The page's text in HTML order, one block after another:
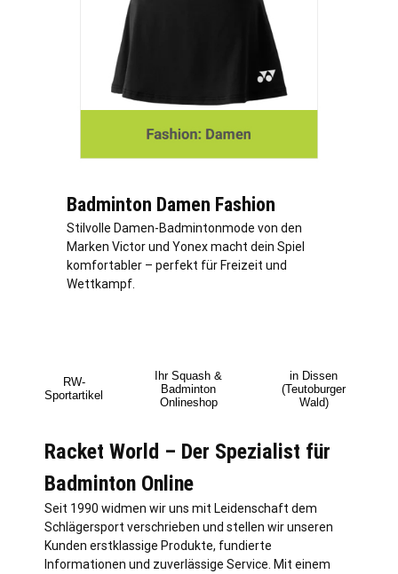
Badminton Damen Fashion
Stilvolle Damen-Badmintonmode von den
Marken Victor und Yonex macht dein Spiel
komfortabler – perfekt für Freizeit und
Wettkampf.
RW-
Sportartikel
Ihr Squash &
Badminton
Onlineshop
in Dissen
(Teutoburger
Wald)
Racket World – Der Spezialist für
Badminton Online
Seit 1990 widmen wir uns mit Leidenschaft dem
Schlägersport verschrieben und stellen wir unseren
Kunden erstklassige Produkte, fundierte
Informationen und zuverlässige Service. Mit einem